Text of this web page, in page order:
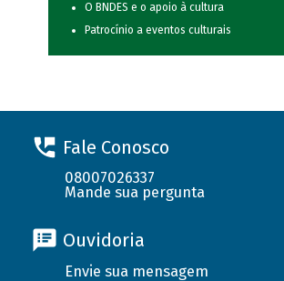
O BNDES e o apoio à cultura
Patrocínio a eventos culturais
Fale Conosco
08007026337
Mande sua pergunta
Ouvidoria
Envie sua mensagem